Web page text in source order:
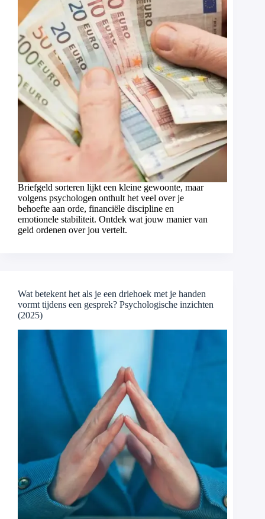
Briefgeld sorteren lijkt een kleine gewoonte, maar
volgens psychologen onthult het veel over je
behoefte aan orde, financiële discipline en
emotionele stabiliteit. Ontdek wat jouw manier van
geld ordenen over jou vertelt.
Wat betekent het als je een driehoek met je handen
vormt tijdens een gesprek? Psychologische inzichten
(2025)